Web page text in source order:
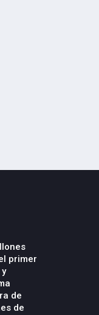
primer
de
de